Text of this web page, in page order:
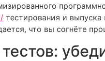
тестирования и
что вы согнёте